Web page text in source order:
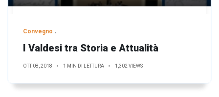
Convegno
I Valdesi tra Storia e Attualità
OTT 08, 2018 1 MIN DI LETTURA 1,302 VIEWS